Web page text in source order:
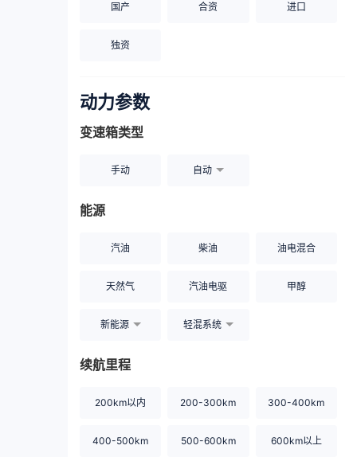
国产 合资 进口
独资
动力参数
变速箱类型
手动 自动
能源
汽油 柴油 油电混合
天然气 汽油电驱 甲醇
新能源 轻混系统
续航里程
200km以内 200-300km 300-400km
400-500km 500-600km 600km以上